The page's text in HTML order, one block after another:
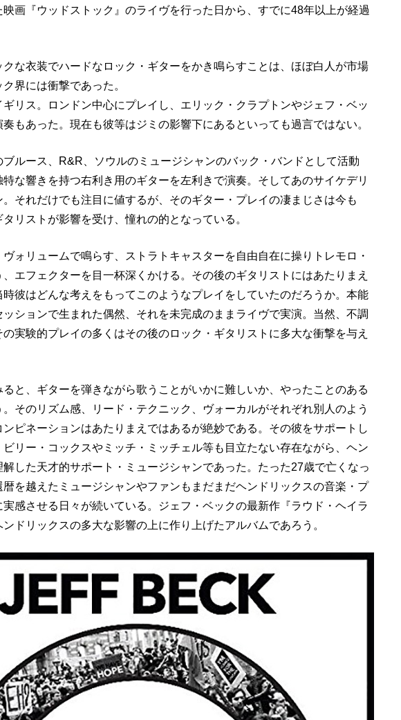
映画『ウッドストック』のライヴを行った日から、すでに48年以上が経過
な衣装でハードなロック・ギターをかき鳴らすことは、ほぼ白人が市場
界には衝撃であった。
リス。ロンドン中心にプレイし、エリック・クラプトンやジェフ・ベッ
もあった。現在も彼等はジミの影響下にあるといっても過言ではない。
ルース、R&R、ソウルのミュージシャンのバック・バンドとして活動
特な響きを持つ右利き用のギターを左利きで演奏。そしてあのサイケデリ
。それだけでも注目に値するが、そのギター・プレイの凄まじさは今も
リストが影響を受け、憧れの的となっている。
ォリュームで鳴らす、ストラトキャスターを自由自在に操りトレモロ・
エフェクターを目一杯深くかける。その後のギタリストにはあたりまえ
彼はどんな考えをもってこのようなプレイをしていたのだろうか。本能
ションで生まれた偶然、それを未完成のままライヴで実演。当然、不調
実験的プレイの多くはその後のロック・ギタリストに多大な衝撃を与え
と、ギターを弾きながら歌うことがいかに難しいか、やったことのある
。そのリズム感、リード・テクニック、ヴォーカルがそれぞれ別人のよう
ピネーションはあたりまえではあるが絶妙である。その彼をサポートし
リー・コックスやミッチ・ミッチェル等も目立たない存在ながら、ヘン
解した天才的サポート・ミュージシャンであった。たった27歳で亡くなっ
を越えたミュージシャンやファンもまだまだヘンドリックスの音楽・プ
実感させる日々が続いている。ジェフ・ベックの最新作『ラウド・ヘイラ
ドリックスの多大な影響の上に作り上げたアルバムであろう。